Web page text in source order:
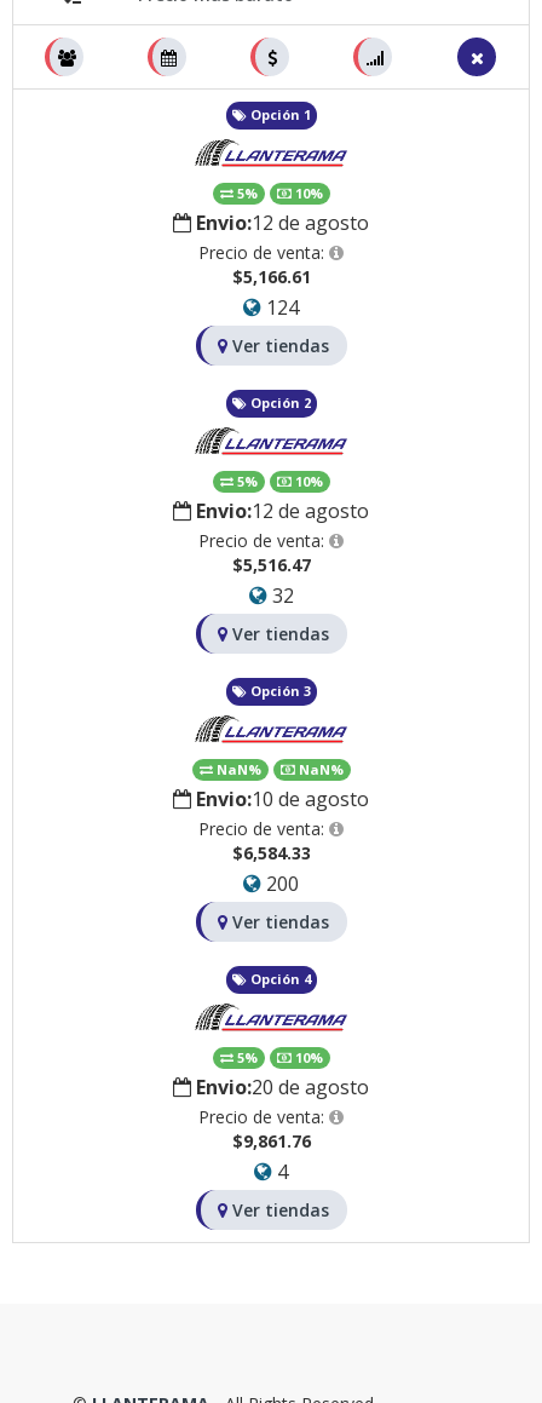
Opción 1
5% 10%
Envio:12 de agosto
Precio de venta:
$5,166.61
124
Ver tiendas
Opción 2
5% 10%
Envio:12 de agosto
Precio de venta:
$5,516.47
32
Ver tiendas
Opción 3
NaN% NaN%
Envio:10 de agosto
Precio de venta:
$6,584.33
200
Ver tiendas
Opción 4
5% 10%
Envio:20 de agosto
Precio de venta:
$9,861.76
4
Ver tiendas